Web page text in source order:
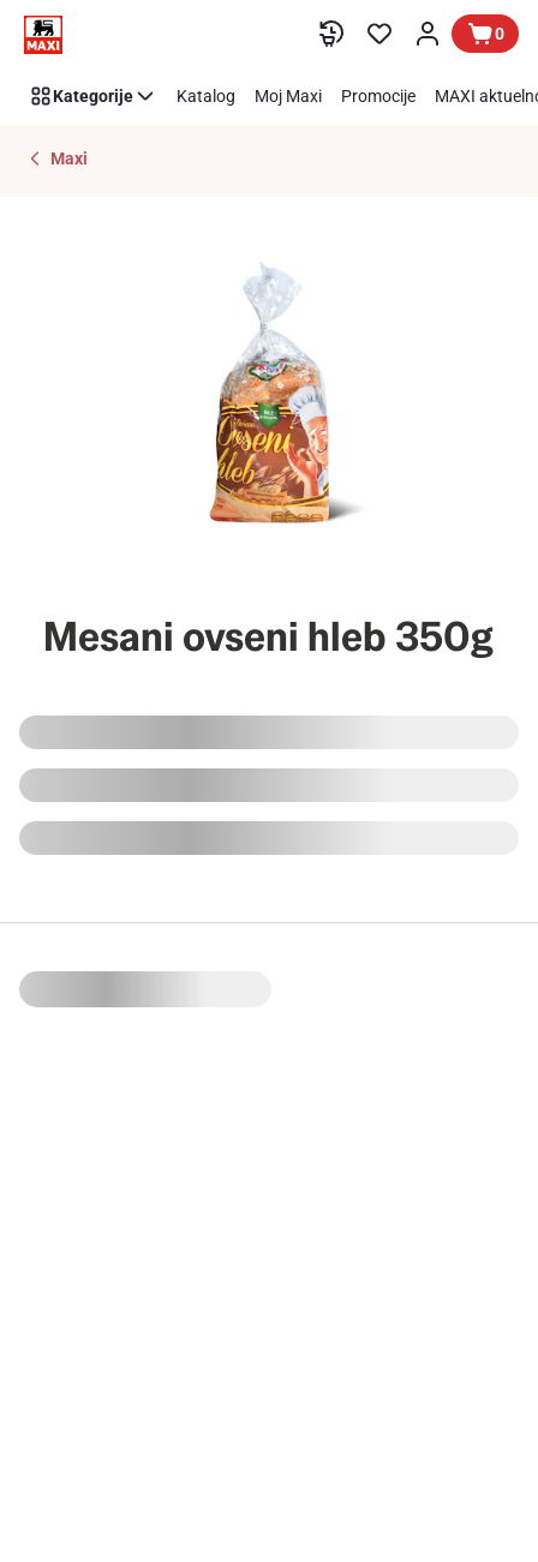
Preskoči link 0
Kategorije Katalog Moj Maxi Promocije MAXI
Maxi
Mesani ovseni hleb 350g